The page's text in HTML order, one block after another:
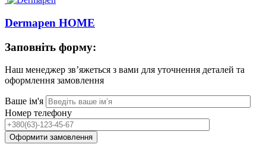
Dermapen HOME
Заповніть форму:
Наш менеджер зв’яжеться з вами для уточнення деталей та
оформлення замовлення
Ваше ім'я
Номер телефону